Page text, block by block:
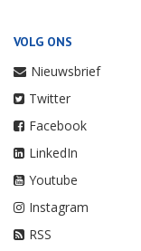
VOLG ONS
Nieuwsbrief
Twitter
Facebook
LinkedIn
Youtube
Instagram
RSS